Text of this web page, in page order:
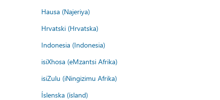
Hausa (Najeriya)
Hrvatski (Hrvatska)
Indonesia (Indonesia)
isiXhosa (eMzantsi Afrika)
isiZulu (iNingizimu Afrika)
Íslenska (ísland)